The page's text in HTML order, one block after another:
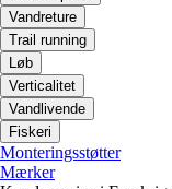
Vandreture
Trail running
Løb
Verticalitet
Vandlivende
Fiskeri
Monteringsstøtter
Mærker